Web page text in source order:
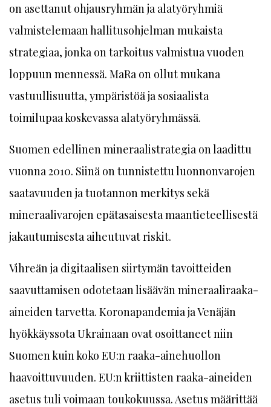
on asettanut ohjausryhmän ja alatyöryhmiä
valmistelemaan hallitusohjelman mukaista
strategiaa, jonka on tarkoitus valmistua vuoden
loppuun mennessä. MaRa on ollut mukana
vastuullisuutta, ympäristöä ja sosiaalista
toimilupaa koskevassa alatyöryhmässä.
Suomen edellinen mineraalistrategia on laadittu
vuonna 2010. Siinä on tunnistettu luonnonvarojen
saatavuuden ja tuotannon merkitys sekä
mineraalivarojen epätasaisesta maantieteellisestä
jakautumisesta aiheutuvat riskit.
Vihreän ja digitaalisen siirtymän tavoitteiden
saavuttamisen odotetaan lisäävän mineraaliraaka-
aineiden tarvetta. Koronapandemia ja Venäjän
hyökkäyssota Ukrainaan ovat osoittaneet niin
Suomen kuin koko EU:n raaka-ainehuollon
haavoittuvuuden. EU:n kriittisten raaka-aineiden
asetus tuli voimaan toukokuussa. Asetus määrittää